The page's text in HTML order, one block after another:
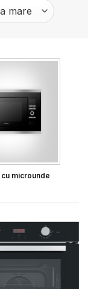
microunde